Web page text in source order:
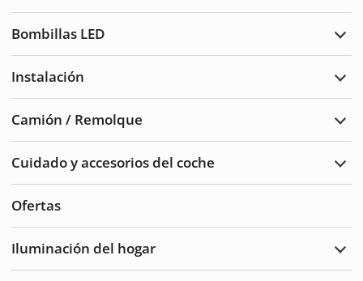
Bombillas LED
Instalación
Camión / Remolque
Cuidado y accesorios del coche
Ofertas
Iluminación del hogar